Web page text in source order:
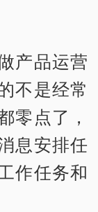
产品运营
不是经常
零点了，
息安排任
作任务和